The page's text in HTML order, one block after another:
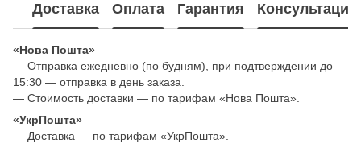
Доставка Оплата Гарантия Консультация
«Нова Пошта»
— Отправка ежедневно (по будням), при подтверждении до
15:30 — отправка в день заказа.
— Стоимость доставки — по тарифам «Нова Пошта».
«УкрПошта»
— Доставка — по тарифам «УкрПошта».